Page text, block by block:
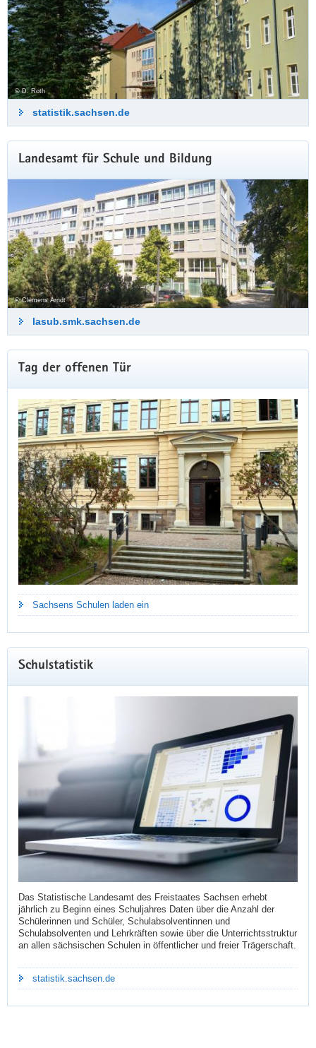
© D. Roth
statistik.sachsen.de
Landesamt für Schule und Bildung
© Clemens Arndt
lasub.smk.sachsen.de
Information
Tag der offenen Tür
Sachsens Schulen laden ein
Schulstatistik
Das Statistische Landesamt des Freistaates Sachsen erhebt
jährlich zu Beginn eines Schuljahres Daten über die Anzahl der
Schülerinnen und Schüler, Schulabsolventinnen und
Schulabsolventen und Lehrkräften sowie über die Unterrichtsstruktur
an allen sächsischen Schulen in öffentlicher und freier Trägerschaft.
statistik.sachsen.de